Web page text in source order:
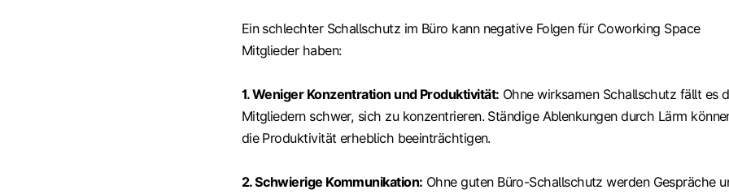
Ein schlechter Schallschutz im Büro kann negative Folgen für Coworking Space
Mitglieder haben:
1. Weniger Konzentration und Produktivität: Ohne wirksamen Schallschutz fällt es
Mitgliedern schwer, sich zu konzentrieren. Ständige Ablenkungen durch Lärm
die Produktivität erheblich beeinträchtigen.
2. Schwierige Kommunikation: Ohne guten Büro-Schallschutz werden Gespräche